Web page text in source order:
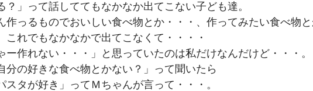
？」って話しててもなかなか出てこない子ども達。
作っるものでおいしい食べ物とか・・・、作ってみたい食べ物
これでもなかなかで出てこなくて・・・・
ー作れない・・・」と思っていたのは私だけなんだけど・・・。
分の好きな食べ物とかない？」って聞いたら
スタが好き」ってＭちゃんが言って・・・。